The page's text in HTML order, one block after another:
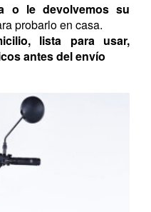
o le devolvemos su
probarlo en casa.
lista para usar,
antes del envío